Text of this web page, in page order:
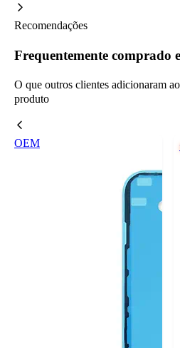
Recomendações
Frequentemente comprado
O que outros clientes adicionaram
produto
OEM